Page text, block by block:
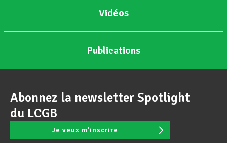
Vidéos
Publications
Abonnez la newsletter Spotlight
du LCGB
Je veux m'inscrire